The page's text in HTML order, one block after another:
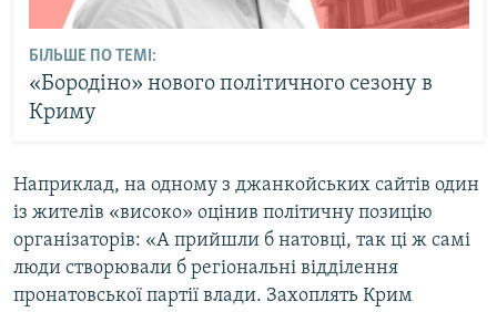
БІЛЬШЕ ПО ТЕМІ:
«Бородіно» нового політичного сезону в
Криму
Наприклад, на одному з джанкойських сайтів один
із жителів «високо» оцінив політичну позицію
організаторів: «А прийшли б натовці, так ці ж самі
люди створювали б регіональні відділення
пронатовської партії влади. Захоплять Крим